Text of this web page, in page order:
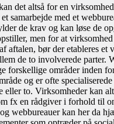
det altså for en
samarbejde med et
de krav og kan løse de
men for at
aftalen, bør der etableres et
de to involverede parter.
forskellige områder inden
og er ofte
eller to. Virksomheder kan
fx en rådgiver i forhold til
webbureauer kan her da